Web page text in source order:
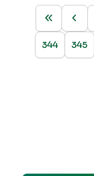
344 345